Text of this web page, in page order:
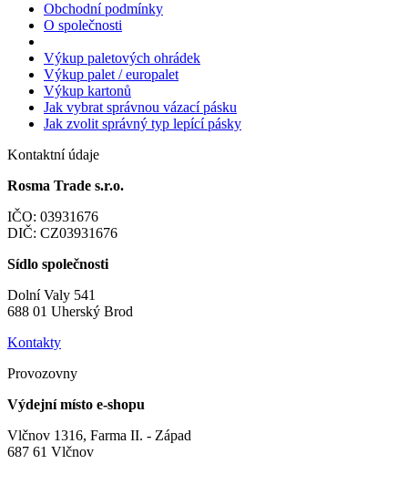
Obchodní podmínky
O společnosti
Výkup paletových ohrádek
Výkup palet / europalet
Výkup kartonů
Jak vybrat správnou vázací pásku
Jak zvolit správný typ lepící pásky
Kontaktní údaje
Rosma Trade s.r.o.
IČO: 03931676
DIČ: CZ03931676
Sídlo společnosti
Dolní Valy 541
688 01 Uherský Brod
Kontakty
Provozovny
Výdejní místo e-shopu
Vlčnov 1316, Farma II. - Západ
687 61 Vlčnov